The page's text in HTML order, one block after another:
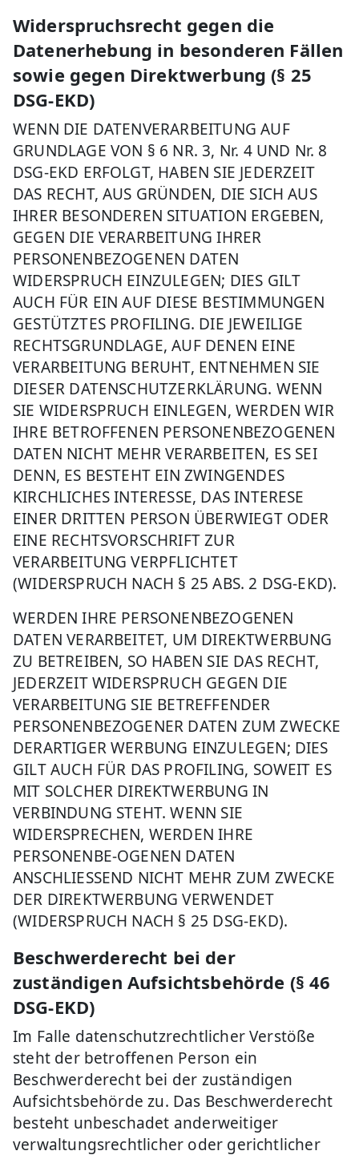
Widerspruchsrecht gegen die
Datenerhebung in besonderen Fällen
sowie gegen Direktwerbung (§ 25
DSG-EKD)
WENN DIE DATENVERARBEITUNG AUF
GRUNDLAGE VON § 6 NR. 3, Nr. 4 UND Nr. 8
DSG-EKD ERFOLGT, HABEN SIE JEDERZEIT
DAS RECHT, AUS GRÜNDEN, DIE SICH AUS
IHRER BESONDEREN SITUATION ERGEBEN,
GEGEN DIE VERARBEITUNG IHRER
PERSONENBEZOGENEN DATEN
WIDERSPRUCH EINZULEGEN; DIES GILT
AUCH FÜR EIN AUF DIESE BESTIMMUNGEN
GESTÜTZTES PROFILING. DIE JEWEILIGE
RECHTSGRUNDLAGE, AUF DENEN EINE
VERARBEITUNG BERUHT, ENTNEHMEN SIE
DIESER DATENSCHUTZERKLÄRUNG. WENN
SIE WIDERSPRUCH EINLEGEN, WERDEN WIR
IHRE BETROFFENEN PERSONENBEZOGENEN
DATEN NICHT MEHR VERARBEITEN, ES SEI
DENN, ES BESTEHT EIN ZWINGENDES
KIRCHLICHES INTERESSE, DAS INTERESE
EINER DRITTEN PERSON ÜBERWIEGT ODER
EINE RECHTSVORSCHRIFT ZUR
VERARBEITUNG VERPFLICHTET
(WIDERSPRUCH NACH § 25 ABS. 2 DSG-EKD).
WERDEN IHRE PERSONENBEZOGENEN
DATEN VERARBEITET, UM DIREKTWERBUNG
ZU BETREIBEN, SO HABEN SIE DAS RECHT,
JEDERZEIT WIDERSPRUCH GEGEN DIE
VERARBEITUNG SIE BETREFFENDER
PERSONENBEZOGENER DATEN ZUM ZWECKE
DERARTIGER WERBUNG EINZULEGEN; DIES
GILT AUCH FÜR DAS PROFILING, SOWEIT ES
MIT SOLCHER DIREKTWERBUNG IN
VERBINDUNG STEHT. WENN SIE
WIDERSPRECHEN, WERDEN IHRE
PERSONENBE-OGENEN DATEN
ANSCHLIESSEND NICHT MEHR ZUM ZWECKE
DER DIREKTWERBUNG VERWENDET
(WIDERSPRUCH NACH § 25 DSG-EKD).
Beschwerderecht bei der
zuständigen Aufsichtsbehörde (§ 46
DSG-EKD)
Im Falle datenschutzrechtlicher Verstöße
steht der betroffenen Person ein
Beschwerderecht bei der zuständigen
Aufsichtsbehörde zu. Das Beschwerderecht
besteht unbeschadet anderweitiger
verwaltungsrechtlicher oder gerichtlicher